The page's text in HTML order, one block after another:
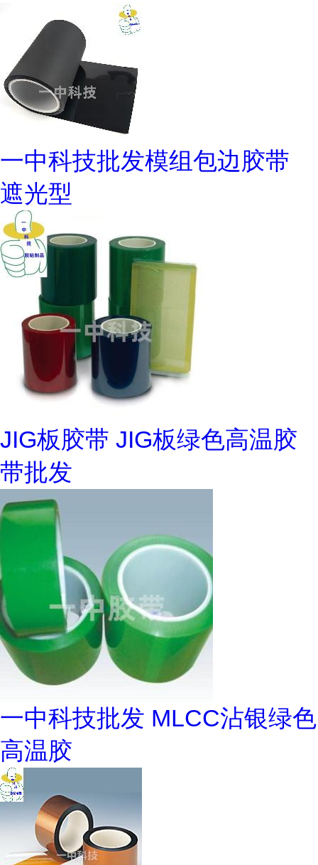
一中科技批发模组包边胶带
遮光型
JIG板胶带 JIG板绿色高温胶
带批发
一中科技批发 MLCC沾银绿色
高温胶